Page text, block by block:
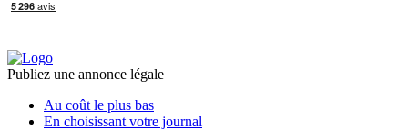
Publiez une annonce légale
Au coût le plus bas
En choisissant votre journal